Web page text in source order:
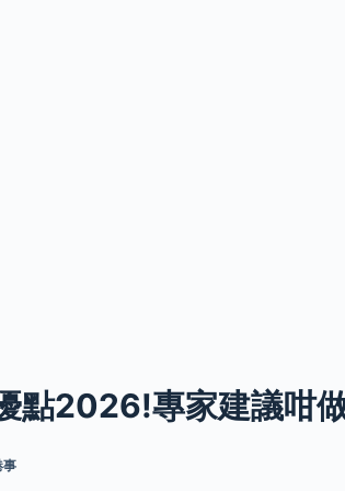
點2026!專家建議咁
事